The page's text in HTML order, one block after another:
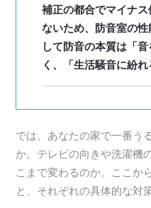
補正の都合でマイナ
ないため、防音室の
して防音の本質は「
く、「生活騒音に紛
では、あなたの家で一番う
か。テレビの向きや洗濯機
こまで変わるのか。ここか
と、それぞれの具体的な対